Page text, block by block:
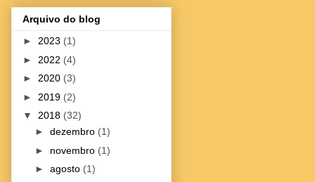
Arquivo do blog
► 2023 (1)
► 2022 (4)
► 2020 (3)
► 2019 (2)
▼ 2018 (32)
► dezembro (1)
► novembro (1)
► agosto (1)